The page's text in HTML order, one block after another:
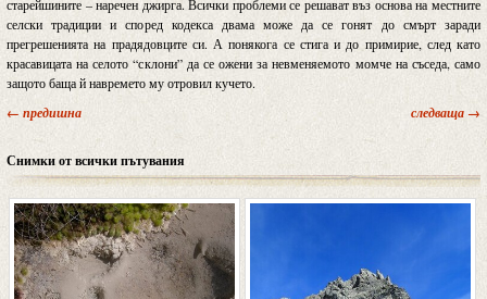
старейшините – наречен джирга. Всички проблеми се решават въз основа на местните
селски традиции и според кодекса двама може да се гонят до смърт заради
прегрешенията на прадядовците си. А понякога се стига и до примирие, след като
красавицата на селото “склони” да се ожени за невменяемото момче на съседа, само
защото баща й навремето му отровил кучето.
← предишна следваща →
Снимки от всички пътувания